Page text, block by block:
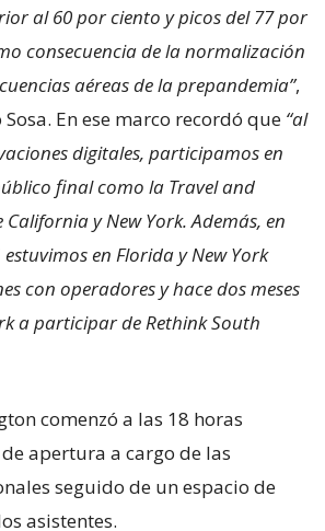
al 60 por ciento y picos del 77 por
consecuencia de la normalización
aéreas de la prepandemia”,
En ese marco recordó que “al
digitales, participamos en
final como la Travel and
y New York. Además, en
en Florida y New York
con operadores y hace dos meses
a participar de Rethink South
comenzó a las 18 horas
apertura a cargo de las
seguido de un espacio de
asistentes.